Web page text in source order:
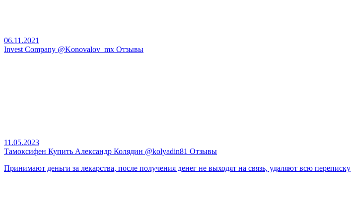
06.11.2021
Invest Company @Konovalov_mx Отзывы
11.05.2023
Тамоксифен Купить Александр Колядин @kolyadin81 Отзывы
Принимают деньги за лекарства, после получения денег не выходят на связь, удаляют всю переписку